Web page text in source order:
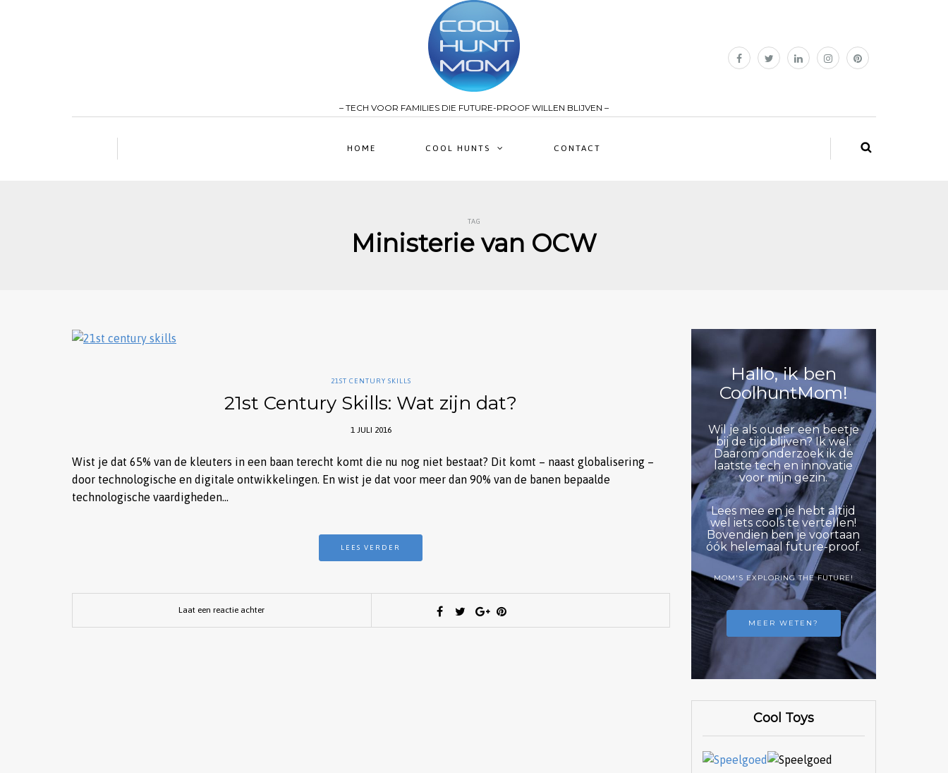
– TECH VOOR FAMILIES DIE FUTURE-PROOF WILLEN BLIJVEN –
HOME COOL HUNTS CONTACT
TAG
Ministerie van OCW
21ST CENTURY SKILLS
21st Century Skills: Wat zijn dat?
1 JULI 2016
Wist je dat 65% van de kleuters in een baan terecht komt die nu nog niet bestaat? Dit komt – naast globalisering –
door technologische en digitale ontwikkelingen. En wist je dat voor meer dan 90% van de banen bepaalde
technologische vaardigheden…
LEES VERDER
Laat een reactie achter
Hallo, ik ben
CoolhuntMom!
Wil je als ouder een beetje
bij de tijd blijven? Ik wel.
Daarom onderzoek ik de
laatste tech en innovatie
voor mijn gezin.
Lees mee en je hebt altijd
wel iets cools te vertellen!
Bovendien ben je voortaan
óók helemaal future-proof.
MOM'S EXPLORING THE FUTURE!
MEER WETEN?
Cool Toys